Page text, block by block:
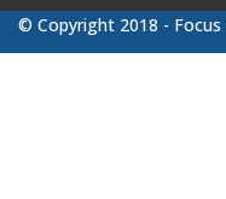
© Copyright 2018 -